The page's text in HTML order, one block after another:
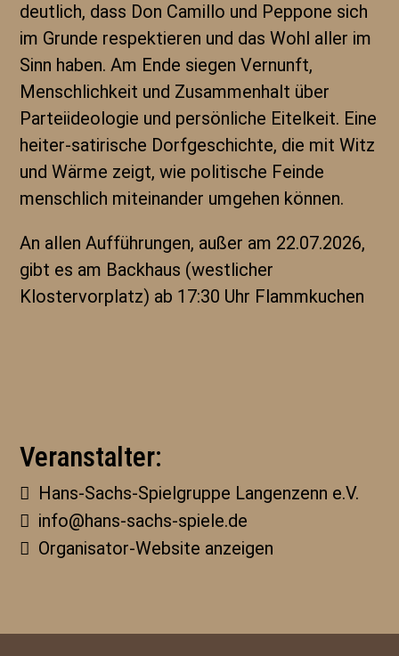
deutlich, dass Don Camillo und Peppone sich
im Grunde respektieren und das Wohl aller im
Sinn haben. Am Ende siegen Vernunft,
Menschlichkeit und Zusammenhalt über
Parteiideologie und persönliche Eitelkeit. Eine
heiter-satirische Dorfgeschichte, die mit Witz
und Wärme zeigt, wie politische Feinde
menschlich miteinander umgehen können.
An allen Aufführungen, außer am 22.07.2026,
gibt es am Backhaus (westlicher
Klostervorplatz) ab 17:30 Uhr Flammkuchen
Veranstalter:
Hans-Sachs-Spielgruppe Langenzenn e.V.
info@hans-sachs-spiele.de
Organisator-Website anzeigen